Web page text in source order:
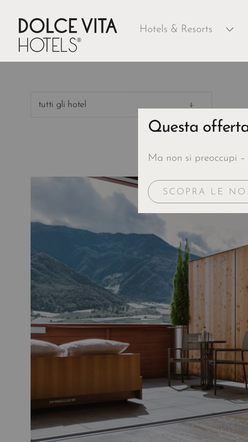
Hotels & Resorts
tutti gli hotel
Questa
Ma non si preoccupi
SCOPRA LE